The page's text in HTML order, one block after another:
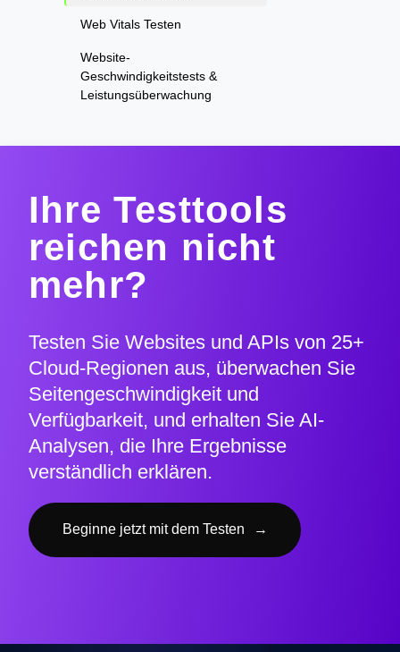
Web Vitals Testen
Website-
Geschwindigkeitstests &
Leistungsüberwachung
Ihre Testtools
reichen nicht
mehr?
Testen Sie Websites und APIs von 25+
Cloud-Regionen aus, überwachen Sie
Seitengeschwindigkeit und
Verfügbarkeit, und erhalten Sie AI-
Analysen, die Ihre Ergebnisse
verständlich erklären.
Beginne jetzt mit dem Testen →